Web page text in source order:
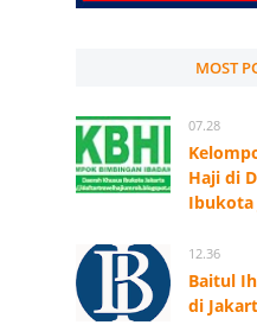
MOST
07.28
Haji di
Ibukota
12.36
Baitul
di